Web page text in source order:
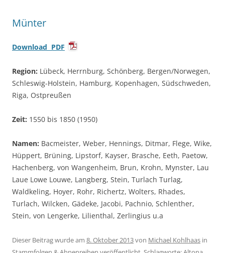
Münter
Download PDF
Region: Lübeck, Herrnburg, Schönberg, Bergen/Norwegen,
Schleswig-Holstein, Hamburg, Kopenhagen, Südschweden,
Riga, Ostpreußen
Zeit: 1550 bis 1850 (1950)
Namen: Bacmeister, Weber, Hennings, Ditmar, Flege, Wike,
Hüppert, Brüning, Lipstorf, Kayser, Brasche, Eeth, Paetow,
Hachenberg, von Wangenheim, Brun, Krohn, Mynster, Lau
Laue Lowe Louwe, Langberg, Stein, Turlach Turlag,
Waldkeling, Hoyer, Rohr, Richertz, Wolters, Rhades,
Turlach, Wilcken, Gädeke, Jacobi, Pachnio, Schlenther,
Stein, von Lengerke, Lilienthal, Zerlingius u.a
Dieser Beitrag wurde am 8. Oktober 2013von Michael Kohlhaas in